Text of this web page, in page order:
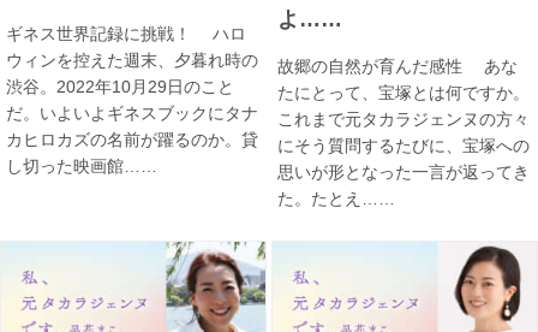
ギネス世界記録に挑戦！ ハロ
ウィンを控えた週末、夕暮れ時の
渋谷。2022年10月29日のこと
だ。いよいよギネスブックにタナ
カヒロカズの名前が躍るのか。貸
し切った映画館……
よ……
故郷の自然が育んだ感性 あな
たにとって、宝塚とは何ですか。
これまで元タカラジェンヌの方々
にそう質問するたびに、宝塚への
思いが形となった一言が返ってき
た。たとえ……